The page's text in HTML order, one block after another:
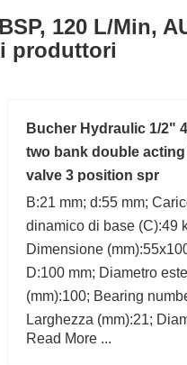
120 L/Min,
produttori
Bucher Hydraulic 1/2"
two bank double
valve 3 position spr
B:21 mm; d:55 mm;
dinamico di base (C):49
Dimensione
D:100 mm; Diametro
(mm):100; Bearing
Larghezza (mm):21;
foro (mm):55; Peso:0,635
Read More ...